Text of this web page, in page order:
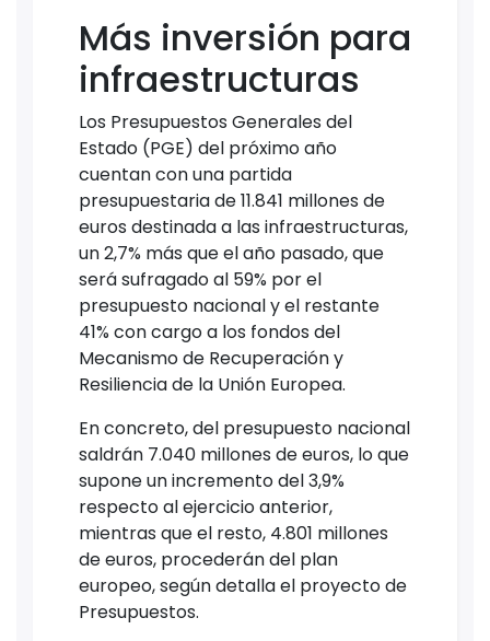
Más inversión para
infraestructuras
Los Presupuestos Generales del
Estado (PGE) del próximo año
cuentan con una partida
presupuestaria de 11.841 millones de
euros destinada a las infraestructuras,
un 2,7% más que el año pasado, que
será sufragado al 59% por el
presupuesto nacional y el restante
41% con cargo a los fondos del
Mecanismo de Recuperación y
Resiliencia de la Unión Europea.
En concreto, del presupuesto nacional
saldrán 7.040 millones de euros, lo que
supone un incremento del 3,9%
respecto al ejercicio anterior,
mientras que el resto, 4.801 millones
de euros, procederán del plan
europeo, según detalla el proyecto de
Presupuestos.